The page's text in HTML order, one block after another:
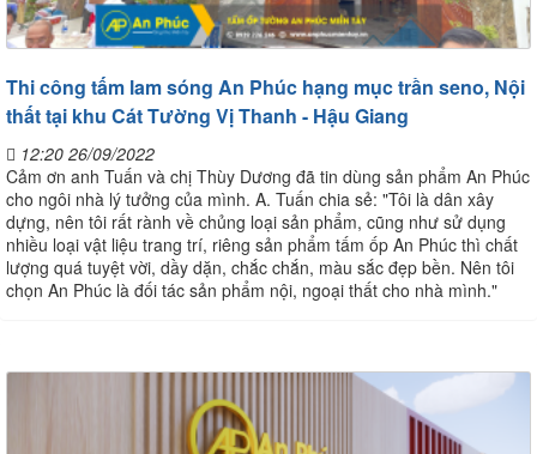
Thi công tấm lam sóng An Phúc hạng mục trần seno, Nội
thất tại khu Cát Tường Vị Thanh - Hậu Giang
12:20 26/09/2022
Cảm ơn anh Tuấn và chị Thùy Dương đã tin dùng sản phẩm An Phúc
cho ngôi nhà lý tưởng của mình. A. Tuấn chia sẻ: "Tôi là dân xây
dựng, nên tôi rất rành về chủng loại sản phẩm, cũng như sử dụng
nhiều loại vật liệu trang trí, riêng sản phẩm tấm ốp An Phúc thì chất
lượng quá tuyệt vời, dầy dặn, chắc chắn, màu sắc đẹp bền. Nên tôi
chọn An Phúc là đối tác sản phẩm nội, ngoại thất cho nhà mình."